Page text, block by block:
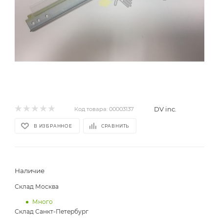
Код товара: 00003137 DV inc.
В ИЗБРАННОЕ СРАВНИТЬ
Наличие
Склад Москва
Много
Склад Санкт-Петербург